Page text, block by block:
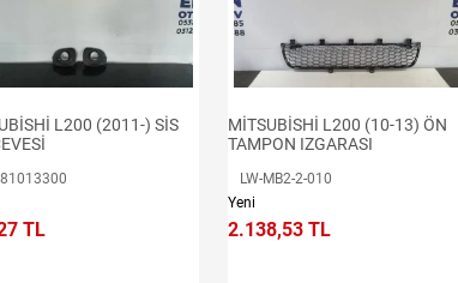
L200 (2011-) SİS
TL
MİTSUBİSHİ L200 (10-13) ÖN
TAMPON IZGARASI
LW-MB2-2-010
Yeni
2.138,53 TL